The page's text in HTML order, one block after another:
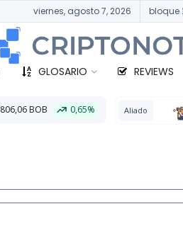
viernes, agosto 7, 2026 bloque
GLOSARIO REVIEWS
Aliado